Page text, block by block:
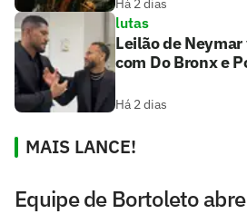
Há 2 dias
lutas
Leilão de
com Do Bronx e
Há 2 dias
MAIS LANCE!
Equipe de Bortoleto